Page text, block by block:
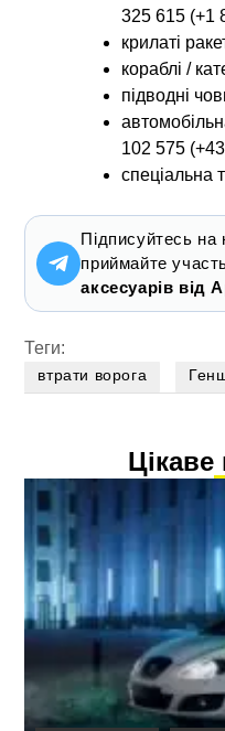
325 615 (+1
крилаті
кораблі /
підводні
102 575
спеціальна
Підписуйтесь
приймайте
аксесуарів від
Теги:
втрати ворога
Цікаве